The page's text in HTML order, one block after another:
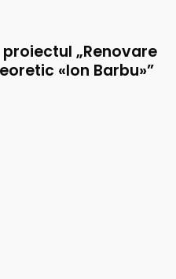
„Renovare
«Ion Barbu»”